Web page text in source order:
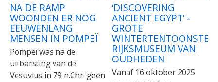
NA DE RAMP
WOONDEN ER NOG
EEUWENLANG
MENSEN IN POMPEÏ
Pompeï was na de
uitbarsting van de
Vesuvius in 79 n.Chr. geen
‘DISCOVERING
ANCIENT EGYPT’ -
GROTE
RIJKSMUSEUM VAN
OUDHEDEN
Vanaf 16 oktober 2025